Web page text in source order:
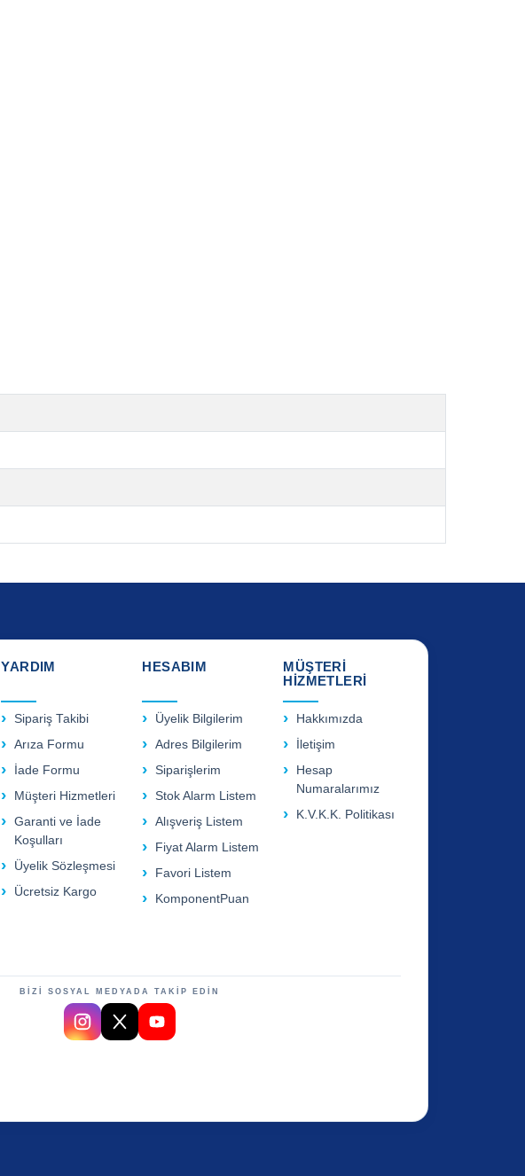
YARDIM
Sipariş Takibi
Arıza Formu
İade Formu
Müşteri Hizmetleri
Garanti ve İade
Koşulları
Üyelik Sözleşmesi
Ücretsiz Kargo
HESABIM
Üyelik Bilgilerim
Adres Bilgilerim
Siparişlerim
Stok Alarm Listem
Alışveriş Listem
Fiyat Alarm Listem
Favori Listem
KomponentPuan
MÜŞTERİ
HİZMETLERİ
Hakkımızda
İletişim
Hesap
Numaralarımız
K.V.K.K. Politikası
BİZİ SOSYAL MEDYADA TAKİP EDİN